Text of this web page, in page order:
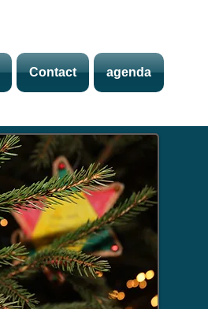
Contact agenda